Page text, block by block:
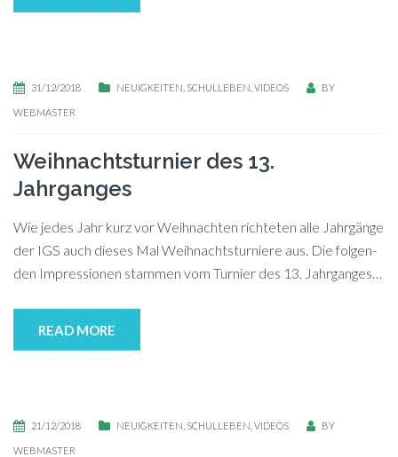
31/12/2018 NEUIGKEITEN SCHULLEBEN VIDEOS BY
WEBMASTER
Weihnachtsturnier des 13.
Jahrganges
Wie je­des Jahr kurz vor Weih­nach­ten rich­te­ten alle Jahr­gän­ge
der IGS auch die­ses Mal Weih­nachts­tur­nie­re aus. Die fol­gen­
den Im­pres­sio­nen stam­men vom Tur­nier des 13. Jahrganges…
READ MORE
21/12/2018 NEUIGKEITEN SCHULLEBEN VIDEOS BY
WEBMASTER